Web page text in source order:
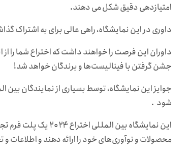
امتیازدهی دقیق شکل می دهند.
داوری در این نمایشگاه، راهی عالی برای به اشتراک
داوران این فرصت را خواهند داشت که اختراع شما را
جشن گرفتن با فینالیست‌ها و برندگان خواهد شد!
شود .
این نمایشگاه بین
محصولات و نوآوری‌های خود را ارائه دهند و اطلاعات